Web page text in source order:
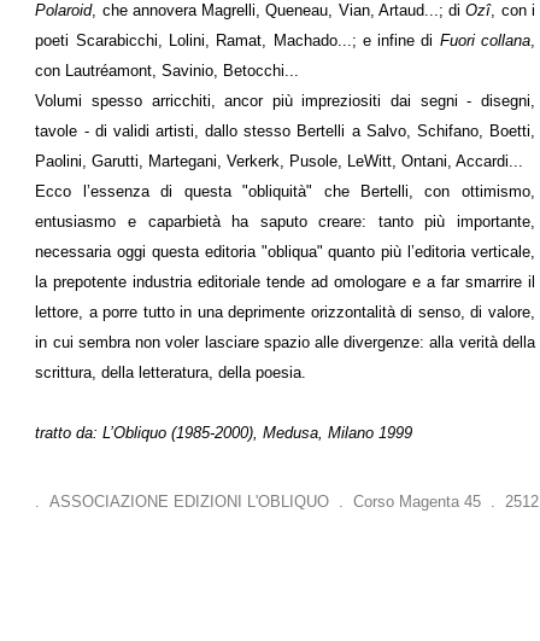
Polaroid, che annovera Magrelli, Queneau, Vian, Artaud...; diOzî, con i
poeti Scarabicchi, Lolini, Ramat, Machado...; e infine di Fuori collana,
con Lautréamont, Savinio, Betocchi...
Volumi spesso arricchiti, ancor più impreziositi dai segni - disegni,
tavole - di validi artisti, dallo stesso Bertelli a Salvo, Schifano, Boetti,
Paolini, Garutti, Martegani, Verkerk, Pusole, LeWitt, Ontani, Accardi...
Ecco l’essenza di questa "obliquità" che Bertelli, con ottimismo,
entusiasmo e caparbietà ha saputo creare: tanto più importante,
necessaria oggi questa editoria "obliqua" quanto più l’editoria verticale,
la prepotente industria editoriale tende ad omologare e a far smarrire il
lettore, a porre tutto in una deprimente orizzontalità di senso, di valore,
in cui sembra non voler lasciare spazio alle divergenze: alla verità della
scrittura, della letteratura, della poesia.
tratto da: L’Obliquo (1985-2000), Medusa, Milano 1999
. ASSOCIAZIONE EDIZIONI L'OBLIQUO . Corso Magenta 45 .